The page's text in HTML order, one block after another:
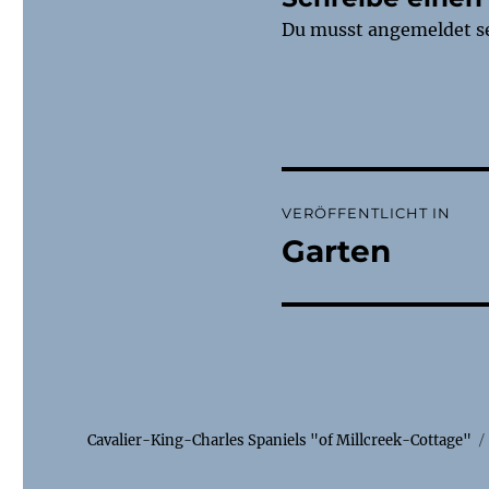
Du musst angemeldet
VERÖFFENTLICHT IN
Garten
Cavalier-King-Charles Spaniels "of Millcreek-Cottage"